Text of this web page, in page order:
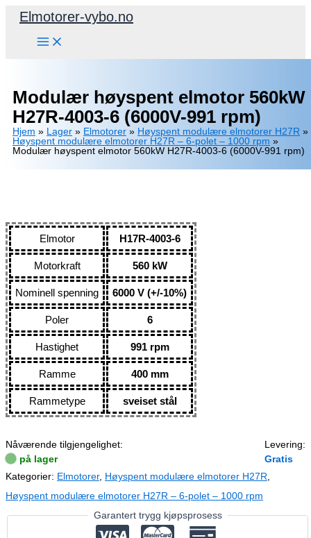
HoppElmotorer-vybo.no
Modulær høyspent elmotor 560kW
H27R-4003-6 (6000V-991 rpm)
Hjem » Lager » Elmotorer » Høyspent modulære elmotorer H27R »
Høyspent modulære elmotorer H27R – 6-polet – 1000 rpm »
Modulær høyspent elmotor 560kW H27R-4003-6 (6000V-991 rpm)
Elmotor H17R-4003-6
Motorkraft 560 kW
Nominell spenning 6000 V (+/-10%)
Poler 6
Hastighet 991 rpm
Ramme 400 mm
Rammetype sveiset stål
Nåværende tilgjengelighet:
på lager
Levering:
Gratis
Kategorier: Elmotorer, Høyspent modulære elmotorer H27R
Høyspent modulære elmotorer H27R – 6-polet – 1000 rpm
Garantert trygg kjøpsprosess